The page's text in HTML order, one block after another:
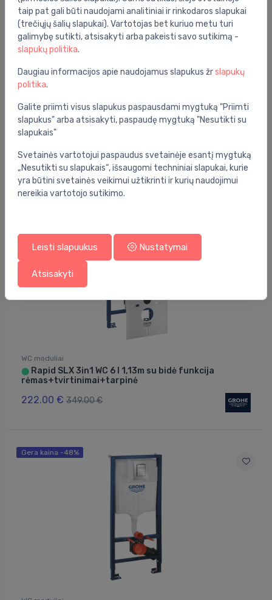
WC moduliai
⬤Solido wc rėmo komplektas su juodu mygtuku Even
(38966KF0) ir tvirtinimais (3in1)
222.00 € 378.00 €
WC moduliai
⬤ Rapid SLX 3in1 WC 6 l 1,13m su bidė funkcija
rėmas+tvirtinimai+tarpinė
222.00 € 349.00 €
Gera kaina -48%
taip pat gali būti naudojami analitiniai ir rinkodaros slapukai
(trečiųjų šalių slapukai). Vartotojas bet kuriuo metu turi
galimybę sutikti, atsisakyti arba pakeisti savo sutikimą -
slapukų politika.
Daugiau informacijos apie naudojamus slapukus žrslapukų
politika.
Galite priimti visus slapukus paspausdami mygtuką "Priimti
slapukus" arba atsisakyti, paspaudę mygtuką "Nesutikti su
slapukais"
Svetainės vartotojui paspaudus svetainėje esantį mygtuką
„Nesutikti su slapukais“, išsaugomi techniniai slapukai, kurie
yra būtini svetainės veikimui užtikrinti ir kurių naudojimui
nereikia vartotojo sutikimo.
Leisti slapuukus Nustatymai
Atsisakyti